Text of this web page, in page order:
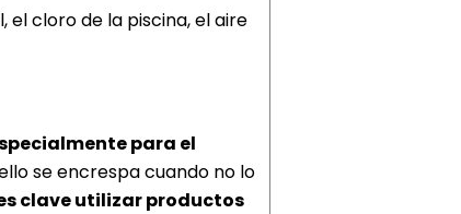
el cloro de la piscina, el aire
para el
se encrespa cuando no lo
clave utilizar productos